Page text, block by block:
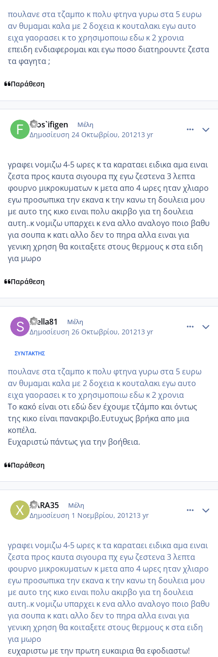
πουλανε στα τζαμπο κ πολυ φτηνα γυρω στα 5 ευρω
αν θυμαμαι καλα με 2 δοχεια κ κουταλακι εγω αυτο
ειχα γαορασει κ το χρησιμοποιω εδω κ 2 χρονια
επειδη ενδιαφερομαι και εγω ποσο διατηρουντε ζεστα
τα φαγητα ;
Παράθεση
filos`ifigen Μέλη
Δημοσίευση 24 Οκτωβρίου, 201213 yr
γραφει νομιζω 4-5 ωρες κ τα καραταει ειδικα αμα ειναι
ζεστα προς καυτα σιγουρα πχ εγω ζεστενα 3 λεπτα
φουρνο μικροκυματων κ μετα απο 4 ωρες ηταν χλιαρο
εγω προσωπικα την εκανα κ την κανω τη δουλεια μου
με αυτο της κικο ειναι πολυ ακιρβο για τη δουλεια
αυτη..κ νομιζω υπαρχει κ ενα αλλο αναλογο ποιο βαθυ
για σουπα κ κατι αλλο δεν το πηρα αλλα ειναι για
γενικη χρηση θα κοιταξετε στους θερμους κ στα ειδη
για μωρο
Παράθεση
stella81 Μέλη
Δημοσίευση 26 Οκτωβρίου, 201213 yr
ΣΥΝΤΆΚΤΗΣ
πουλανε στα τζαμπο κ πολυ φτηνα γυρω στα 5 ευρω
αν θυμαμαι καλα με 2 δοχεια κ κουταλακι εγω αυτο
ειχα γαορασει κ το χρησιμοποιω εδω κ 2 χρονια
Το κακό είναι οτι εδώ δεν έχουμε τζάμπο και όντως
της κικο είναι πανακριβο.Ευτυχως βρήκα απο μια
κοπέλα.
Ευχαριστώ πάντως για την βοήθεια.
Παράθεση
XARA35 Μέλη
Δημοσίευση 1 Νοεμβρίου, 201213 yr
γραφει νομιζω 4-5 ωρες κ τα καραταει ειδικα αμα ειναι
ζεστα προς καυτα σιγουρα πχ εγω ζεστενα 3 λεπτα
φουρνο μικροκυματων κ μετα απο 4 ωρες ηταν χλιαρο
εγω προσωπικα την εκανα κ την κανω τη δουλεια μου
με αυτο της κικο ειναι πολυ ακιρβο για τη δουλεια
αυτη..κ νομιζω υπαρχει κ ενα αλλο αναλογο ποιο βαθυ
για σουπα κ κατι αλλο δεν το πηρα αλλα ειναι για
γενικη χρηση θα κοιταξετε στους θερμους κ στα ειδη
για μωρο
ευχαριστω με την πρωτη ευκαιρια θα εφοδιαστω!